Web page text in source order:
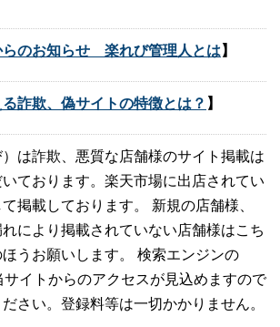
らのお知らせ 楽れび管理人とは 】
詐欺、偽サイトの特徴とは？ 】
は詐欺、悪質な店舗様のサイト掲載は
ております。楽天市場に出店されてい
掲載しております。 新規の店舗様、
により掲載されていない店舗様はこち
うお願いします。 検索エンジンの
イトからのアクセスが見込めますので
さい。登録料等は一切かかりません。